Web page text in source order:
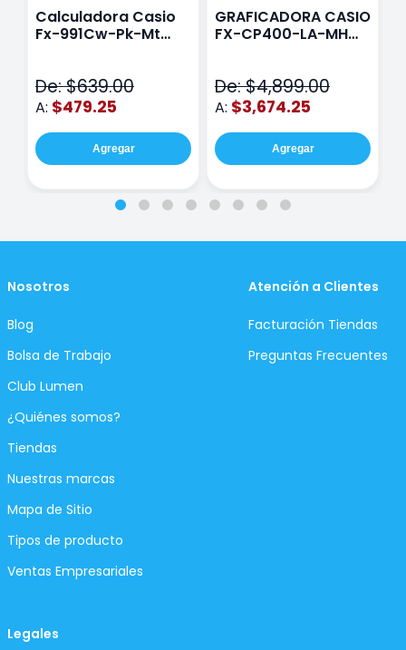
Calculadora Casio
Fx-991Cw-Pk-Mt
De: $639.00
A: $479.25
Agregar
GRAFICADORA CASIO
FX-CP400-LA-MH
De: $4,899.00
A: $3,674.25
Agregar
Nosotros
Blog
Bolsa de Trabajo
Club Lumen
¿Quiénes somos?
Tiendas
Nuestras marcas
Mapa de Sitio
Tipos de producto
Ventas Empresariales
Atención a Clientes
Facturación Tiendas
Preguntas Frecuentes
Legales